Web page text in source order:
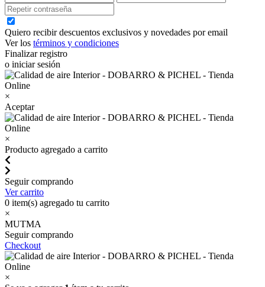
Quiero recibir descuentos exclusivos y novedades por email
Ver los términos y condiciones
Finalizar registro
o iniciar sesión
×
Aceptar
×
Producto agregado a carrito
Seguir comprando
Ver carrito
0 item(s) agregado tu carrito
×
MUTMA
Seguir comprando
Checkout
×